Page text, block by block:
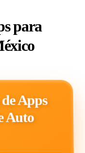
para
Apps
Auto